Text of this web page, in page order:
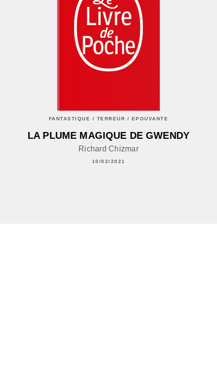
FANTASTIQUE / TERREUR / EPOUVANTE
LA PLUME MAGIQUE DE GWENDY
Richard Chizmar
10/02/2021